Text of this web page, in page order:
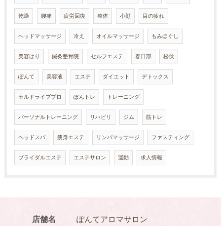
乾燥 腰痛 疲労回復 整体 小顔 目の疲れ
ヘッドマッサージ 冷え オイルマッサージ もみほぐし
美容はり 鍼灸整骨院 セルフエステ 春日部 松伏
ぽんて 美容液 エステ ダイエット デトックス
セルドライブプロ ぽんトレ トレーニング
パーソナルトレーニング リハビリ ジム 筋トレ
ヘッドスパ 痩身エステ リンパマッサージ ファスティング
ブライダルエステ エステサロン 運動 求人情報
店舗名
ぽんてアロマサロン